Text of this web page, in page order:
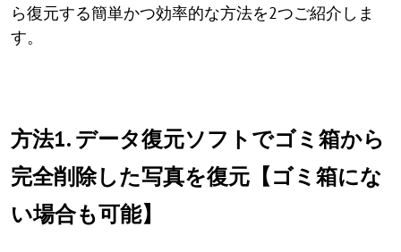
ら復元する簡単かつ効率的な方法を2つご紹介しま
す。
方法1. データ復元ソフトでゴミ箱から
完全削除した写真を復元【ゴミ箱にな
い場合も可能】